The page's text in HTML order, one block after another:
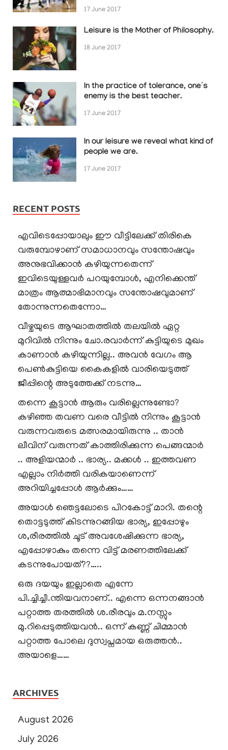
17 June 2017
Leisure is the Mother of Philosophy.
18 June 2017
In the practice of tolerance, one’s
enemy is the best teacher.
17 June 2017
In our leisure we reveal what kind of
people we are.
17 June 2017
RECENT POSTS
എവിടെപ്പോയാലും ഈ വീട്ടിലേക്ക് തിരികെ
വരുമ്പോഴാണ് സമാധാനവും സന്തോഷവും
അനുഭവിക്കാൻ കഴിയുന്നതെന്ന്
ഇവിടെയുള്ളവർ പറയുമ്പോൾ, എനിക്കെന്ത്
മാത്രം ആത്മാഭിമാനവും സന്തോഷവുമാണ്
തോന്നുന്നതെന്നോ…
വീഴ്ചയുടെ ആഘാതത്തിൽ തലയിൽ ഏറ്റ
മുറിവിൽ നിന്നും ചോ.രവാർന്ന് കുട്ടിയുടെ മുഖം
കാണാൻ കഴിയുന്നില്ല.. അവൻ വേഗം ആ
പെൺകുട്ടിയെ കൈകളിൽ വാരിയെടുത്ത്
ജീപ്പിന്റെ അടുത്തേക്ക് നടന്നു…
തന്നെ കൂട്ടാൻ ആരും വരില്ലെന്നുണ്ടോ?
കഴിഞ്ഞ തവണ വരെ വീട്ടിൽ നിന്നും കൂട്ടാൻ
വരുന്നവരുടെ മത്സരമായിരുന്നു .. താൻ
ലീവിന് വരുന്നത് കാത്തിരിക്കുന്ന പെങ്ങന്മാർ
.. അളിയന്മാർ .. ഭാര്യ.. മക്കൾ .. ഇത്തവണ
എല്ലാം നിർത്തി വരികയാണെന്ന്
അറിയിച്ചപ്പോൾ ആർക്കും……
അയാൾ ഞെട്ടലോടെ പിറകോട്ട് മാറി. തന്റെ
തൊട്ടടുത്ത് കിടന്നുറങ്ങിയ ഭാര്യ, ഇപ്പോഴും
ശ,രീരത്തിൽ ചൂട് അവശേഷിക്കുന്ന ഭാര്യ,
എപ്പോഴാകും തന്നെ വിട്ട് മരണത്തിലേക്ക്
കടന്നുപോയത്??…..
ഒരു ദയയും ഇല്ലാതെ എന്നേ
പി.ച്ചിച്ചീ.ന്തിയവനാണ്.. എന്നെ ഒന്നനങ്ങാൻ
പറ്റാത്ത തരത്തിൽ ശ.രീരവും മ.നസ്സും
മു.റിപ്പെടുത്തിയവൻ.. ഒന്ന് കണ്ണ് ചിമ്മാൻ
പറ്റാത്ത പോലെ ദുസ്വപ്നമായ ഒരുത്തൻ..
അയാളെ……
ARCHIVES
August 2026
July 2026